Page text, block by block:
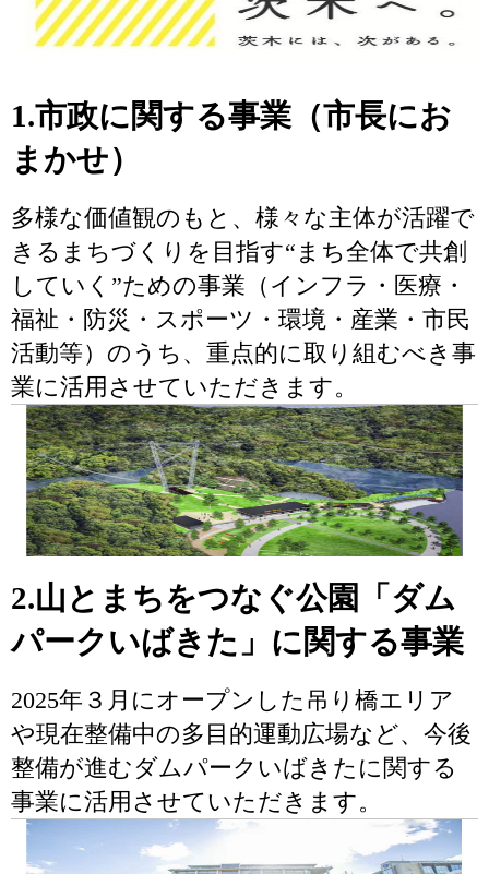
1.市政に関する事業（市長にお
まかせ）
多様な価値観のもと、様々な主体が活躍で
きるまちづくりを目指す“まち全体で共創
していく”ための事業（インフラ・医療・
福祉・防災・スポーツ・環境・産業・市民
活動等）のうち、重点的に取り組むべき事
業に活用させていただきます。
2.山とまちをつなぐ公園「ダム
パークいばきた」に関する事業
2025年３月にオープンした吊り橋エリア
や現在整備中の多目的運動広場など、今後
整備が進むダムパークいばきたに関する
事業に活用させていただきます。